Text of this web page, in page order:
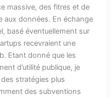
massive, des fitres et de
aux données. En échange
basé éventuellement sur
recevraient une
Etant donné que les
d’utilité publique, je
des stratégies plus
des subventions